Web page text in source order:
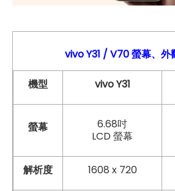
vivo Y31 / V70螢幕、外
機型 vivo Y31
螢幕
6.68吋
LCD 螢幕
解析度 1608 x 720